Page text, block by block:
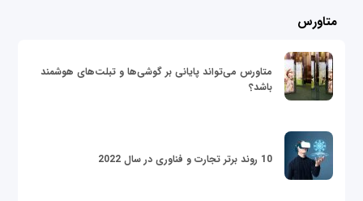
متاورس
متاورس می‌تواند پایانی بر گوشی‌ها و تبلت‌های هوشمند
باشد؟
10 روند برتر تجارت و فناوری در سال 2022